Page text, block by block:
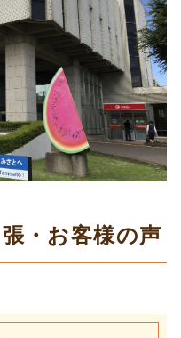
リシー
・お客様の声